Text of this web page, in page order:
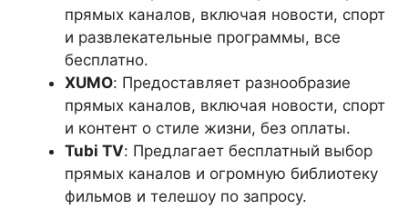
прямых каналов, включая новости, спорт
и развлекательные программы, все
бесплатно.
XUMO: Предоставляет разнообразие
прямых каналов, включая новости, спорт
и контент о стиле жизни, без оплаты.
Tubi TV: Предлагает бесплатный выбор
прямых каналов и огромную библиотеку
фильмов и телешоу по запросу.